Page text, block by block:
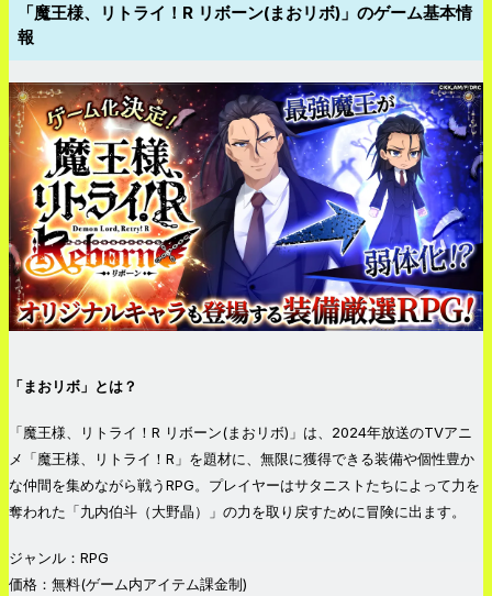
「魔王様、リトライ！R リボーン(まおリボ)」のゲーム基本情
報
「まおリボ」とは？
「魔王様、リトライ！R リボーン(まおリボ)」は、2024年放送のTVアニ
メ「魔王様、リトライ！R」を題材に、無限に獲得できる装備や個性豊か
な仲間を集めながら戦うRPG。プレイヤーはサタニストたちによって力を
奪われた「九内伯斗（大野晶）」の力を取り戻すために冒険に出ます。
ジャンル：RPG
価格：無料(ゲーム内アイテム課金制)